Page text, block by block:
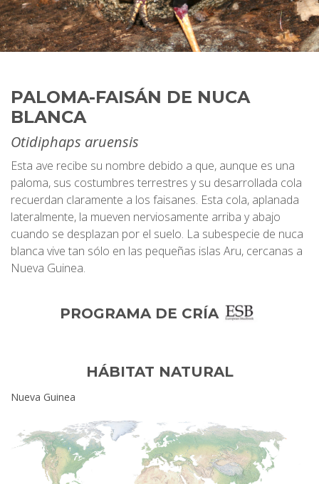
PALOMA-FAISÁN DE NUCA
BLANCA
Otidiphaps aruensis
Esta ave recibe su nombre debido a que, aunque es una
paloma, sus costumbres terrestres y su desarrollada cola
recuerdan claramente a los faisanes. Esta cola, aplanada
lateralmente, la mueven nerviosamente arriba y abajo
cuando se desplazan por el suelo. La subespecie de nuca
blanca vive tan sólo en las pequeñas islas Aru, cercanas a
Nueva Guinea.
PROGRAMA DE CRÍA
HÁBITAT NATURAL
Nueva Guinea